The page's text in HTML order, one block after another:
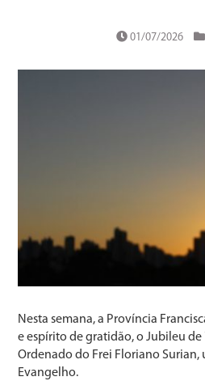
01/07/2026
Nesta semana, a Província
e espírito de gratidão, o Jubileu
Ordenado do Frei Floriano
Evangelho.